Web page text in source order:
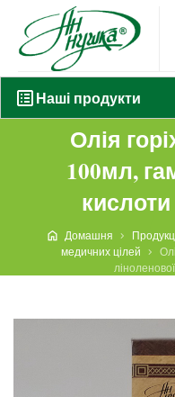
Наші продукти
Олія
100мл,
Домашня
медичних цілей